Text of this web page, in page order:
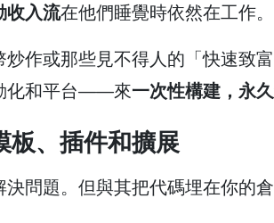
收入流在他們睡覺時依然在工作。
作或那些見不得人的「快速致
化和平台——來一次性構建，永
板、插件和擴展
決問題。但與其把代碼埋在你的